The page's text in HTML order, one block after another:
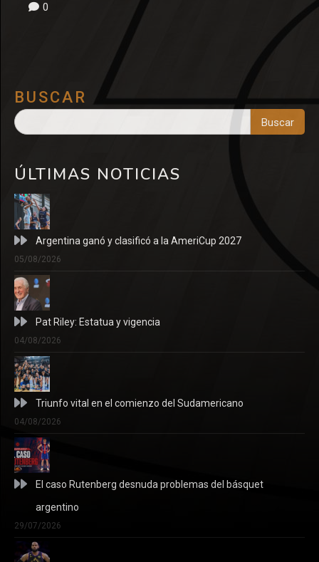
0
BUSCAR
Buscar
ÚLTIMAS NOTICIAS
Argentina ganó y clasificó a la AmeriCup 2027
05/08/2026
Pat Riley: Estatua y vigencia
04/08/2026
Triunfo vital en el comienzo del Sudamericano
04/08/2026
El caso Rutenberg desnuda problemas del básquet
argentino
29/07/2026